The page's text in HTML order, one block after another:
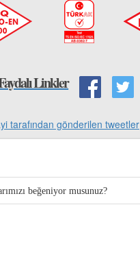
Linkler
tarafından gönderilen tweetler
beğeniyor musunuz?